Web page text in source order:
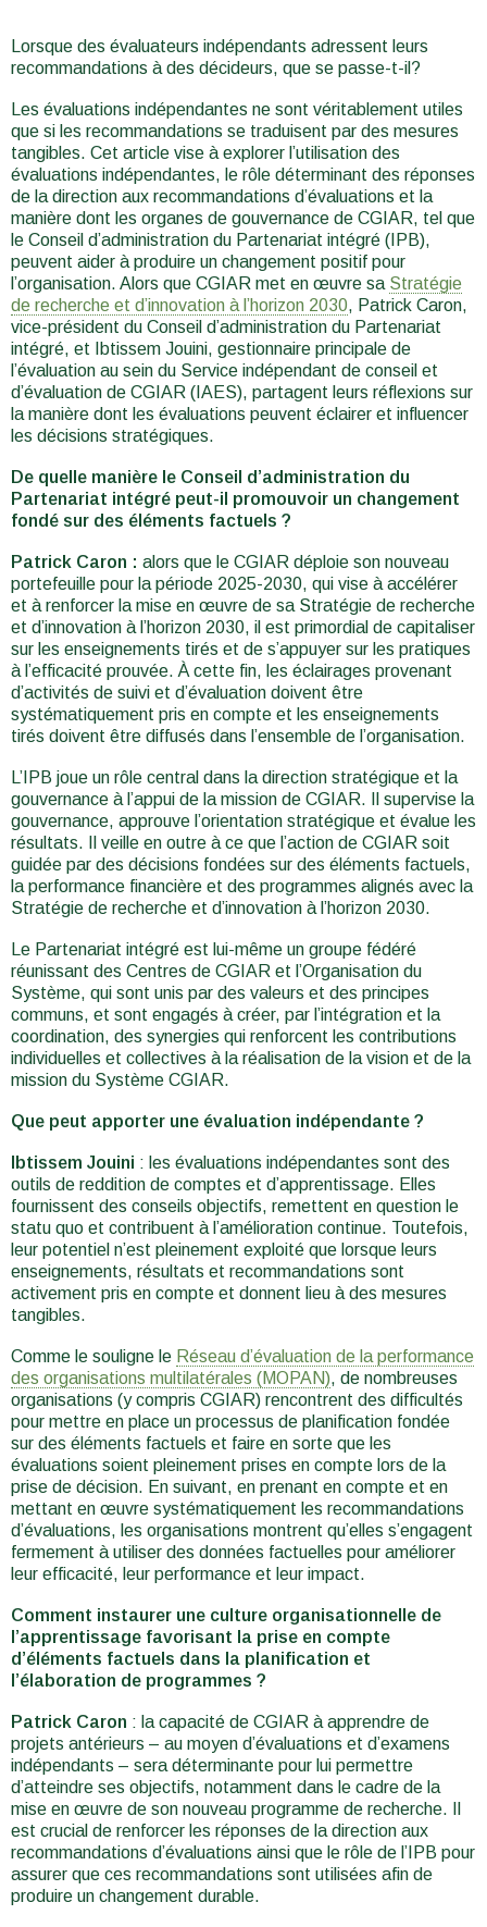
are
here
Lorsque des évaluateurs indépendants adressent leurs
recommandations à des décideurs, que se passe-t-il?
Les évaluations indépendantes ne sont véritablement utiles
que si les recommandations se traduisent par des mesures
tangibles. Cet article vise à explorer l’utilisation des
évaluations indépendantes, le rôle déterminant des réponses
de la direction aux recommandations d’évaluations et la
manière dont les organes de gouvernance de CGIAR, tel que
le Conseil d’administration du Partenariat intégré (IPB),
peuvent aider à produire un changement positif pour
l’organisation. Alors que CGIAR met en œuvre sa Stratégie
de recherche et d’innovation à l’horizon 2030, Patrick Caron,
vice-président du Conseil d’administration du Partenariat
intégré, et Ibtissem Jouini, gestionnaire principale de
l’évaluation au sein du Service indépendant de conseil et
d’évaluation de CGIAR (IAES), partagent leurs réflexions sur
la manière dont les évaluations peuvent éclairer et influencer
les décisions stratégiques.
De quelle manière le Conseil d’administration du
Partenariat intégré peut-il promouvoir un changement
fondé sur des éléments factuels ?
Patrick Caron : alors que le CGIAR déploie son nouveau
portefeuille pour la période 2025-2030, qui vise à accélérer
et à renforcer la mise en œuvre de sa Stratégie de recherche
et d’innovation à l’horizon 2030, il est primordial de capitaliser
sur les enseignements tirés et de s’appuyer sur les pratiques
à l’efficacité prouvée. À cette fin, les éclairages provenant
d’activités de suivi et d’évaluation doivent être
systématiquement pris en compte et les enseignements
tirés doivent être diffusés dans l’ensemble de l’organisation.
L’IPB joue un rôle central dans la direction stratégique et la
gouvernance à l’appui de la mission de CGIAR. Il supervise la
gouvernance, approuve l’orientation stratégique et évalue les
résultats. Il veille en outre à ce que l’action de CGIAR soit
guidée par des décisions fondées sur des éléments factuels,
la performance financière et des programmes alignés avec la
Stratégie de recherche et d’innovation à l’horizon 2030.
Le Partenariat intégré est lui-même un groupe fédéré
réunissant des Centres de CGIAR et l’Organisation du
Système, qui sont unis par des valeurs et des principes
communs, et sont engagés à créer, par l’intégration et la
coordination, des synergies qui renforcent les contributions
individuelles et collectives à la réalisation de la vision et de la
mission du Système CGIAR.
Que peut apporter une évaluation indépendante ?
Ibtissem Jouini : les évaluations indépendantes sont des
outils de reddition de comptes et d’apprentissage. Elles
fournissent des conseils objectifs, remettent en question le
statu quo et contribuent à l’amélioration continue. Toutefois,
leur potentiel n’est pleinement exploité que lorsque leurs
enseignements, résultats et recommandations sont
activement pris en compte et donnent lieu à des mesures
tangibles.
Comme le souligne le Réseau d’évaluation de la performance
des organisations multilatérales (MOPAN), de nombreuses
organisations (y compris CGIAR) rencontrent des difficultés
pour mettre en place un processus de planification fondée
sur des éléments factuels et faire en sorte que les
évaluations soient pleinement prises en compte lors de la
prise de décision. En suivant, en prenant en compte et en
mettant en œuvre systématiquement les recommandations
d’évaluations, les organisations montrent qu’elles s’engagent
fermement à utiliser des données factuelles pour améliorer
leur efficacité, leur performance et leur impact.
Comment instaurer une culture organisationnelle de
l’apprentissage favorisant la prise en compte
d’éléments factuels dans la planification et
l’élaboration de programmes ?
Patrick Caron : la capacité de CGIAR à apprendre de
projets antérieurs – au moyen d’évaluations et d’examens
indépendants – sera déterminante pour lui permettre
d’atteindre ses objectifs, notamment dans le cadre de la
mise en œuvre de son nouveau programme de recherche. Il
est crucial de renforcer les réponses de la direction aux
recommandations d’évaluations ainsi que le rôle de l’IPB pour
assurer que ces recommandations sont utilisées afin de
produire un changement durable.